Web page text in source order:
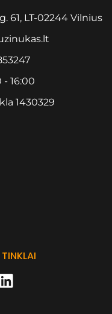
61, LT-02244 Vilnius
- 16:00
1430329